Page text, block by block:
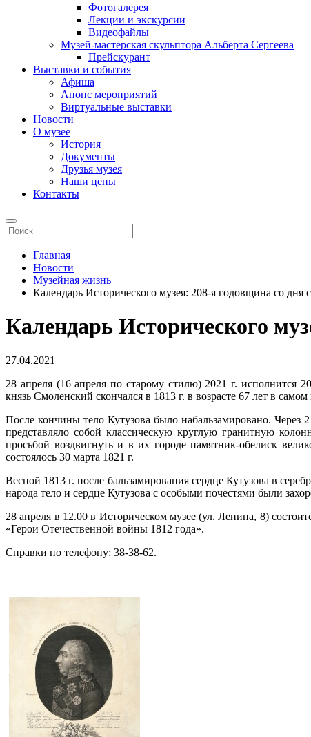
Фотогалерея
Лекции и экскурсии
Видеофайлы
Музей-мастерская скульптора Альберта Сергеева
Прейскурант
Выставки и события
Афиша
Анонс мероприятий
Виртуальные выставки
Новости
О музее
История
Документы
Друзья музея
Наши цены
Контакты
Главная
Новости
Музейная жизнь
Календарь Исторического музея: 208-я годовщина со
Календарь Исторического
27.04.2021
28 апреля (16 апреля по старому стилю) 2021 г. исполнится
князь Смоленский скончался в 1813 г. в возрасте 67 лет в
После кончины тело Кутузова было набальзамировано. Через
представляло собой классическую круглую гранитную
просьбой воздвигнуть и в их городе памятник-обелиск
состоялось 30 марта 1821 г.
Весной 1813 г. после бальзамирования сердце Кутузова в
народа тело и сердце Кутузова с особыми почестями были
28 апреля в 12.00 в Историческом музее (ул. Ленина, 8)
«Герои Отечественной войны 1812 года».
Справки по телефону: 38-38-62.